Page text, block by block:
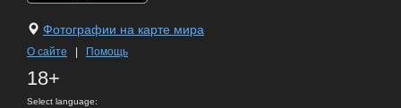
Фотографии на карте мира
О сайте Помощь
18+
Select language: